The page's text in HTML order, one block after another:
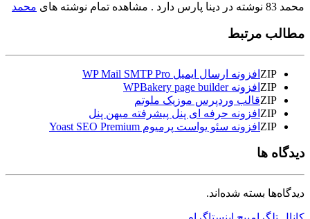
محمد 83 نوشته در دینا پارس دارد . مشاهده تمام نوشته های محمد
مطالب مرتبط
ZIP افزونه ارسال ایمیل WP Mail SMTP Pro
ZIP افزونه WPBakery page builder
ZIPقالب وردپرس موزیک ملوتم
ZIP افزونه حرفه ای پنل پیشرفته میهن پنل
ZIP افزونه سئو یواست پرمیوم Yoast SEO Premium
دیدگاه ها
دیدگاه‌ها بسته شده‌اند.